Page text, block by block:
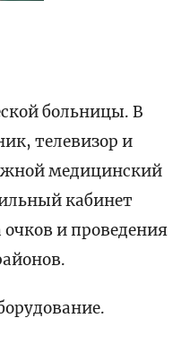
больницы. В
телевизор и
медицинский
кабинет
и проведения